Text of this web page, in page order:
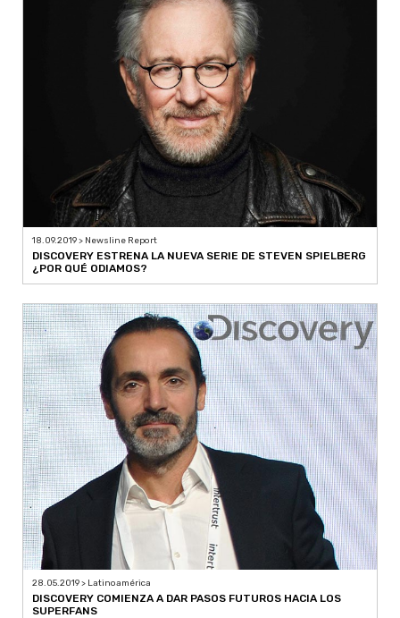
18.09.2019 > Newsline Report
DISCOVERY ESTRENA LA NUEVA SERIE DE STEVEN SPIELBERG
¿POR QUÉ ODIAMOS?
28.05.2019 > Latinoamérica
DISCOVERY COMIENZA A DAR PASOS FUTUROS HACIA LOS
SUPERFANS